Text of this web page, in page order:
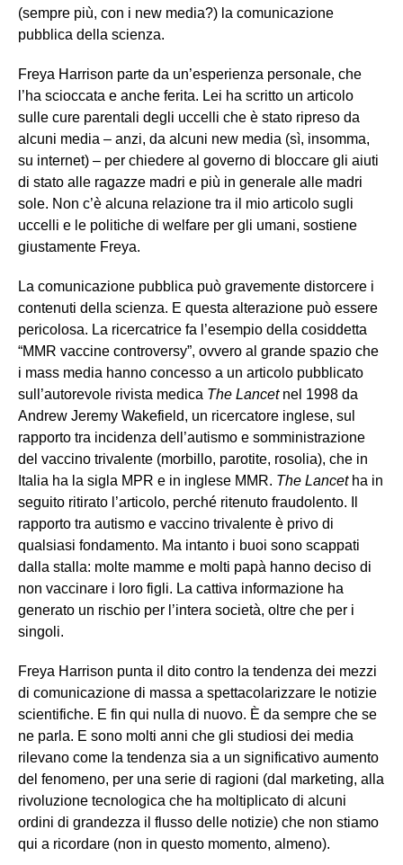
(sempre più, con i new media?) la comunicazione
pubblica della scienza.
Freya Harrison parte da un’esperienza personale, che
l’ha scioccata e anche ferita. Lei ha scritto un articolo
sulle cure parentali degli uccelli che è stato ripreso da
alcuni media – anzi, da alcuni new media (sì, insomma,
su internet) – per chiedere al governo di bloccare gli aiuti
di stato alle ragazze madri e più in generale alle madri
sole. Non c’è alcuna relazione tra il mio articolo sugli
uccelli e le politiche di welfare per gli umani, sostiene
giustamente Freya.
La comunicazione pubblica può gravemente distorcere i
contenuti della scienza. E questa alterazione può essere
pericolosa. La ricercatrice fa l’esempio della cosiddetta
“MMR vaccine controversy”, ovvero al grande spazio che
i mass media hanno concesso a un articolo pubblicato
sull’autorevole rivista medica The Lancetnel 1998 da
Andrew Jeremy Wakefield, un ricercatore inglese, sul
rapporto tra incidenza dell’autismo e somministrazione
del vaccino trivalente (morbillo, parotite, rosolia), che in
Italia ha la sigla MPR e in inglese MMR. The Lancet ha in
seguito ritirato l’articolo, perché ritenuto fraudolento. Il
rapporto tra autismo e vaccino trivalente è privo di
qualsiasi fondamento. Ma intanto i buoi sono scappati
dalla stalla: molte mamme e molti papà hanno deciso di
non vaccinare i loro figli. La cattiva informazione ha
generato un rischio per l’intera società, oltre che per i
singoli.
Freya Harrison punta il dito contro la tendenza dei mezzi
di comunicazione di massa a spettacolarizzare le notizie
scientifiche. E fin qui nulla di nuovo. È da sempre che se
ne parla. E sono molti anni che gli studiosi dei media
rilevano come la tendenza sia a un significativo aumento
del fenomeno, per una serie di ragioni (dal marketing, alla
rivoluzione tecnologica che ha moltiplicato di alcuni
ordini di grandezza il flusso delle notizie) che non stiamo
qui a ricordare (non in questo momento, almeno).